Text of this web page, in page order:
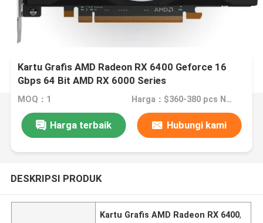
Kartu Grafis AMD Radeon RX 6400 Geforce 16
Gbps 64 Bit AMD RX 6000 Series
MOQ：1 Harga：$360-380 pcs Negotiable
Harga terbaik Hubungi kami
DESKRIPSI PRODUK
Kartu Grafis AMD Radeon RX 6400,